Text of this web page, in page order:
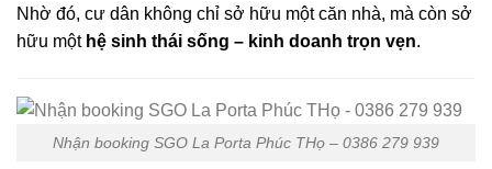
Nhờ đó, cư dân không chỉ sở hữu một căn nhà, mà còn sở
hữu một hệ sinh thái sống – kinh doanh trọn vẹn.
Nhận booking SGO La Porta Phúc THọ – 0386 279 939